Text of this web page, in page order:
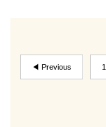
◀ Previous 1